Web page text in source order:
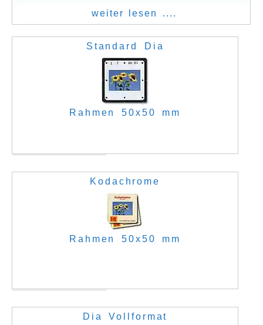
E. Müller, TG
weiter lesen ....
Standard Dia
Rahmen 50x50 mm
Kodachrome
Rahmen 50x50 mm
Dia Vollformat